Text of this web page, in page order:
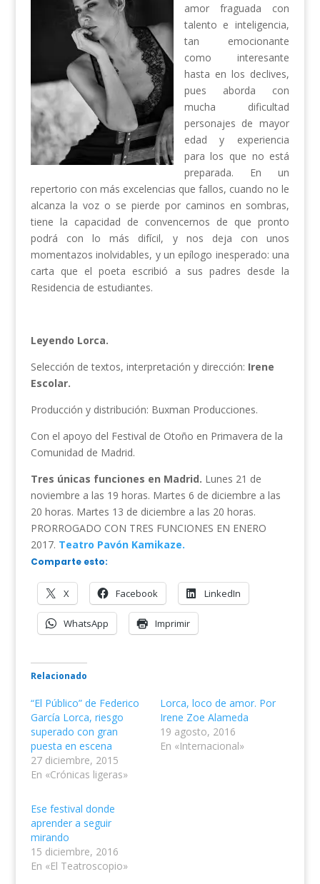
amor fraguada con
talento e inteligencia,
tan emocionante
como interesante
hasta en los declives,
pues aborda con
mucha dificultad
personajes de mayor
edad y experiencia
para los que no está
preparada. En un
repertorio con más excelencias que fallos, cuando no le
alcanza la voz o se pierde por caminos en sombras,
tiene la capacidad de convencernos de que pronto
podrá con lo más difícil, y nos deja con unos
momentazos inolvidables, y un epílogo inesperado: una
carta que el poeta escribió a sus padres desde la
Residencia de estudiantes.
Leyendo Lorca.
Selección de textos, interpretación y dirección: Irene
Escolar.
Producción y distribución: Buxman Producciones.
Con el apoyo del Festival de Otoño en Primavera de la
Comunidad de Madrid.
Tres únicas funciones en Madrid. Lunes 21 de
noviembre a las 19 horas. Martes 6 de diciembre a las
20 horas. Martes 13 de diciembre a las 20 horas.
PRORROGADO CON TRES FUNCIONES EN ENERO
2017. Teatro Pavón Kamikaze.
Comparte esto:
X Facebook LinkedIn
WhatsApp Imprimir
Relacionado
“El Público” de Federico
García Lorca, riesgo
superado con gran
puesta en escena
27 diciembre, 2015
En «Crónicas ligeras»
Lorca, loco de amor. Por
Irene Zoe Alameda
19 agosto, 2016
En «Internacional»
Ese festival donde
aprender a seguir
mirando
15 diciembre, 2016
En «El Teatroscopio»